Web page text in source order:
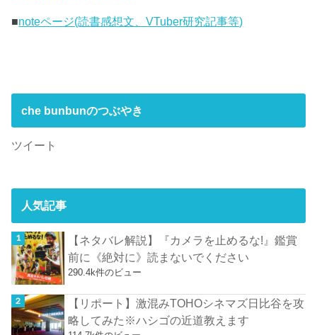
■noteページ(読書感想文、VTuber研究記事等)
che bunbunのつぶやき
ツイート
人気記事
【ネタバレ解説】『カメラを止めるな!』鑑賞
前に《絶対に》読まないでください
290.4k件のビュー
【リポート】激混みTOHOシネマズ日比谷を攻
略してみた※ハシゴの近道教えます